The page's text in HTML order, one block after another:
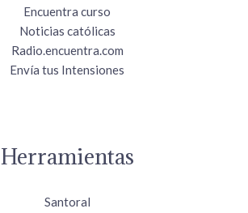
Encuentra curso
Noticias católicas
Radio.encuentra.com
Envía tus Intensiones
Herramientas
Santoral